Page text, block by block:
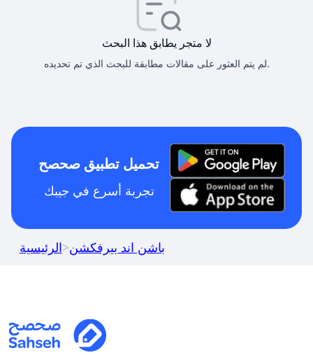
لا متجر يطابق هذا البحث
لم يتم العثور على مقالات مطابقة للبحث الذي تم تحديده.
تحميل تطبيق صحصح
تجربة أسرع في جيبك
الرئيسية>باشن اند بيرفكشن